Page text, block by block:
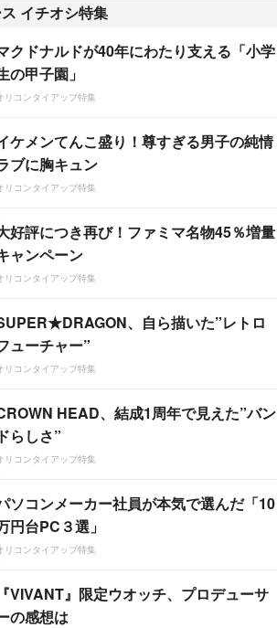
イチオシ特集
クドナルドが40年にわたり支える「小学
の甲子園」
リコンタイアップ特集
ケメンてんこ盛り！尊すぎる男子の純情
ブに胸キュン
リコンタイアップ特集
好評につき再び！ファミマ名物45％増量
ャンペーン
リコンタイアップ特集
、自ら描いた”レトロ
ューチャー”
リコンタイアップ特集
HEAD、結成1周年で見えた”バン
ドらしさ”
リコンタイアップ特集
ソコンメーカー社員が本気で選んだ「10
円台PC３選」
リコンタイアップ特集
『VIVANT』限定ウオッチ、プロデューサ
の感想は